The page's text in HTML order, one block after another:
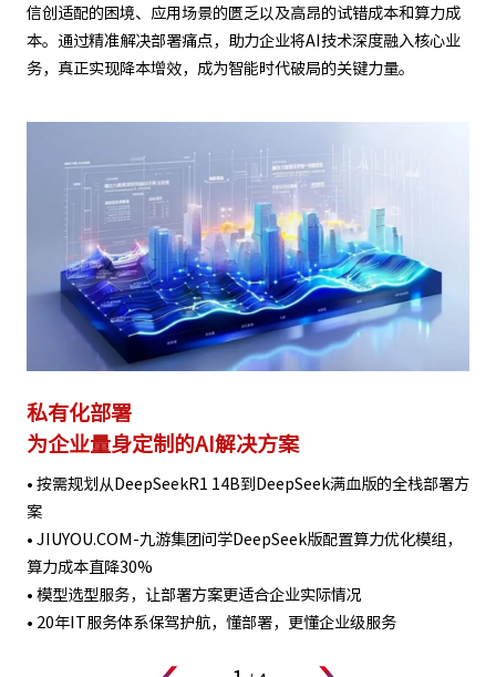
信创适配的困境、应用场景的匮乏以及高昂的试错成本和算力成
本。通过精准解决部署痛点，助力企业将AI技术深度融入核心业
务，真正实现降本增效，成为智能时代破局的关键力量。
私有化部署
为企业量身定制的AI解决方案
• 按需规划从DeepSeekR1 14B到DeepSeek满血版的全栈部署方
案
• JIUYOU.COM-九游集团问学DeepSeek版配置算力优化模组，
算力成本直降30%
• 模型选型服务，让部署方案更适合企业实际情况
• 20年IT服务体系保驾护航，懂部署，更懂企业级服务